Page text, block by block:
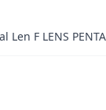
F LENS